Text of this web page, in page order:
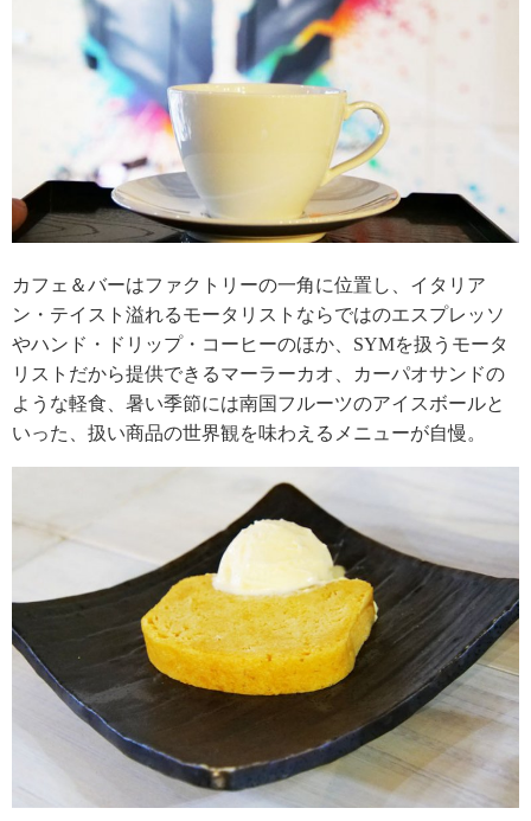
カフェ＆バーはファクトリーの一角に位置し、イタリア
ン・テイスト溢れるモータリストならではのエスプレッソ
やハンド・ドリップ・コーヒーのほか、SYMを扱うモータ
リストだから提供できるマーラーカオ、カーパオサンドの
ような軽食、暑い季節には南国フルーツのアイスボールと
いった、扱い商品の世界観を味わえるメニューが自慢。